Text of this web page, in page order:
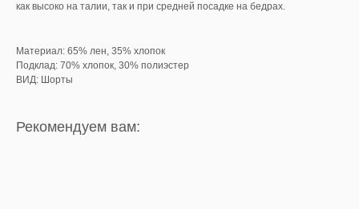
как высоко на талии, так и при средней посадке на бедрах.
Материал: 65% лен, 35% хлопок
Подклад: 70% хлопок, 30% полиэстер
ВИД: Шорты
Рекомендуем вам: